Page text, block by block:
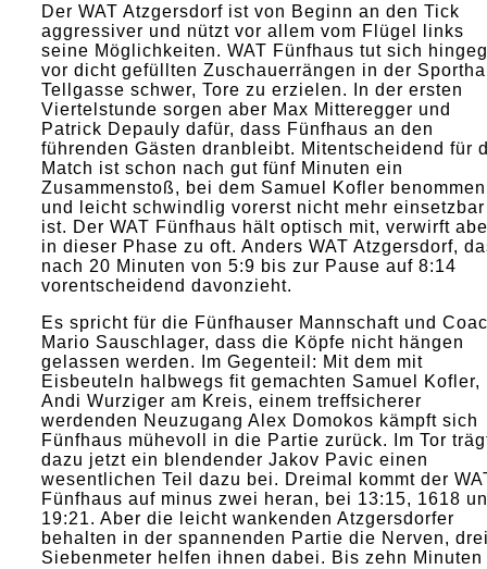
Der WAT Atzgersdorf ist von Beginn an den Tick
aggressiver und nützt vor allem vom Flügel links
seine Möglichkeiten. WAT Fünfhaus tut sich
vor dicht gefüllten Zuschauerrängen in der
Tellgasse schwer, Tore zu erzielen. In der ersten
Viertelstunde sorgen aber Max Mitteregger und
Patrick Depauly dafür, dass Fünfhaus an den
führenden Gästen dranbleibt. Mitentscheidend für
Match ist schon nach gut fünf Minuten ein
Zusammenstoß, bei dem Samuel Kofler benommen
und leicht schwindlig vorerst nicht mehr einsetzbar
ist. Der WAT Fünfhaus hält optisch mit, verwirft
in dieser Phase zu oft. Anders WAT Atzgersdorf,
nach 20 Minuten von 5:9 bis zur Pause auf 8:14
vorentscheidend davonzieht.
Es spricht für die Fünfhauser Mannschaft und
Mario Sauschlager, dass die Köpfe nicht hängen
gelassen werden. Im Gegenteil: Mit dem mit
Eisbeuteln halbwegs fit gemachten Samuel Kofler,
Andi Wurziger am Kreis, einem treffsicherer
werdenden Neuzugang Alex Domokos kämpft sich
Fünfhaus mühevoll in die Partie zurück. Im Tor
dazu jetzt ein blendender Jakov Pavic einen
wesentlichen Teil dazu bei. Dreimal kommt der
Fünfhaus auf minus zwei heran, bei 13:15, 1618
19:21. Aber die leicht wankenden Atzgersdorfer
behalten in der spannenden Partie die Nerven,
Siebenmeter helfen ihnen dabei. Bis zehn Minuten